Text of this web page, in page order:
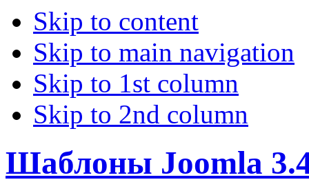
Skip to content
Skip to main navigation
Skip to 1st column
Skip to 2nd column
Шаблоны Joomla